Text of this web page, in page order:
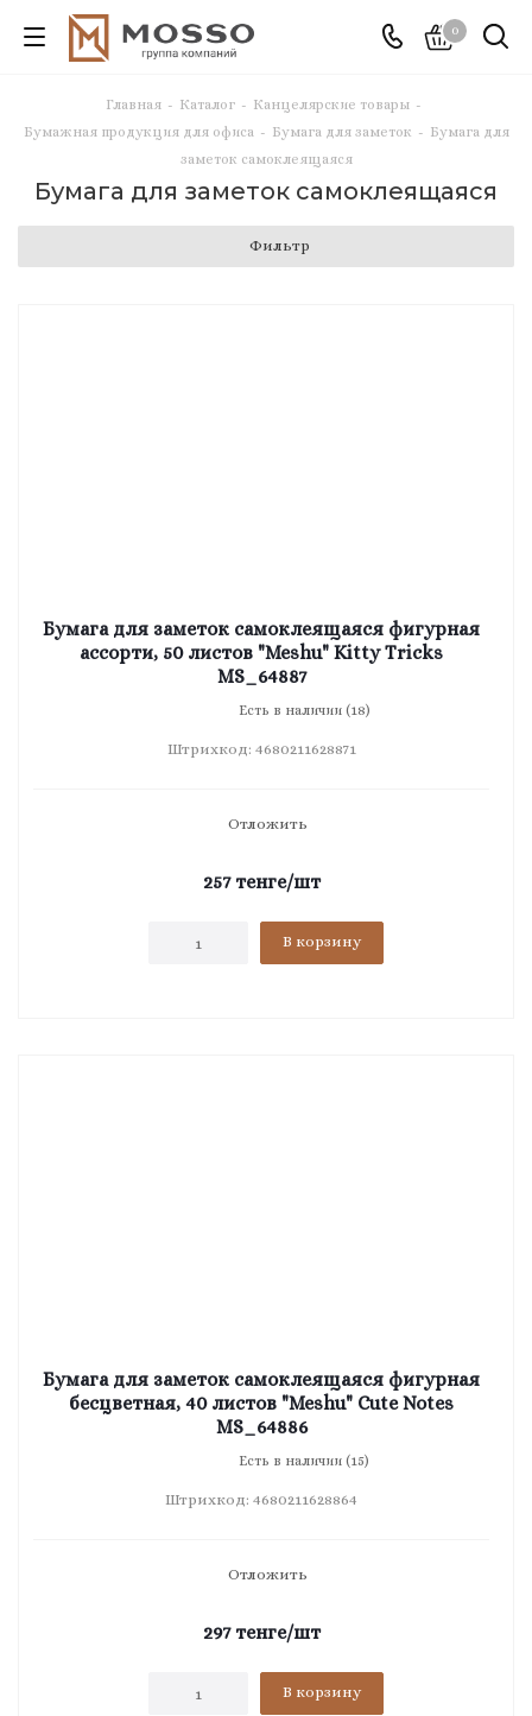
0
Главная - Каталог - Канцелярские товары -
Бумажная продукция для офиса - Бумага для заметок - Бумага для
заметок самоклеящаяся
Бумага для заметок самоклеящаяся
Фильтр
Бумага для заметок самоклеящаяся фигурная
ассорти, 50 листов "Meshu" Kitty Tricks
MS_64887
Есть в наличии (18)
Штрихкод: 4680211628871
Отложить
257тенге/шт
В корзину
Бумага для заметок самоклеящаяся фигурная
бесцветная, 40 листов "Meshu" Cute Notes
MS_64886
Есть в наличии (15)
Штрихкод: 4680211628864
Отложить
297тенге/шт
В корзину